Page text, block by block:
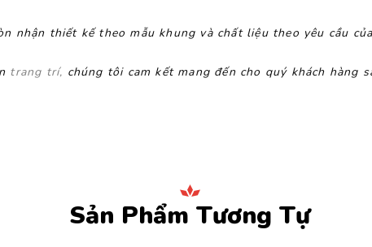
nhận thiết kế theo mẫu khung và chất liệu theo yêu cầu
trang trí, chúng tôi cam kết mang đến cho quý khách hàng
Sản Phẩm Tương Tự